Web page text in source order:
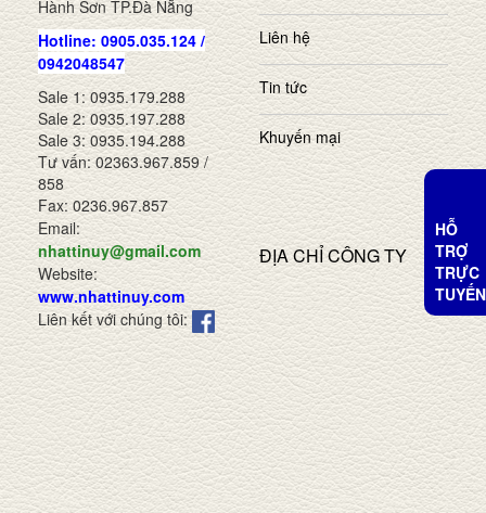
Hành Sơn TP.Đà Nẵng
Hotline: 0905.035.124 /
0942048547
Sale 1: 0935.179.288
Sale 2: 0935.197.288
Sale 3: 0935.194.288
Tư vấn: 02363.967.859 /
858
Fax: 0236.967.857
Email:
nhattinuy@gmail.com
Website:
www.nhattinuy.com
Liên kết với chúng tôi:
Liên hệ
Tin tức
Khuyến mại
ĐỊA CHỈ CÔNG TY
HỖ
TRỢ
TRỰC
TUYẾN